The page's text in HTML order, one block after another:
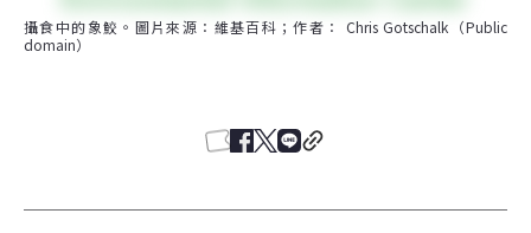
攝食中的象鮫。圖片來源：維基百科；作者： Chris Gotschalk（Public
domain）